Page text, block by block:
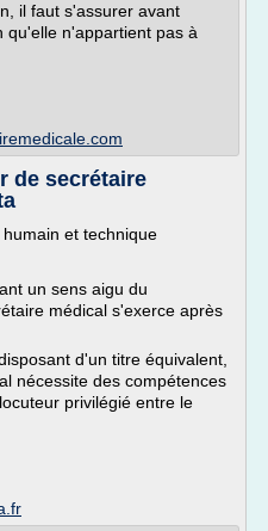
il faut s'assurer avant
n'appartient pas à
de secrétaire
et technique
un sens aigu du
médical s'exerce après
d'un titre équivalent,
nécessite des compétences
privilégié entre le